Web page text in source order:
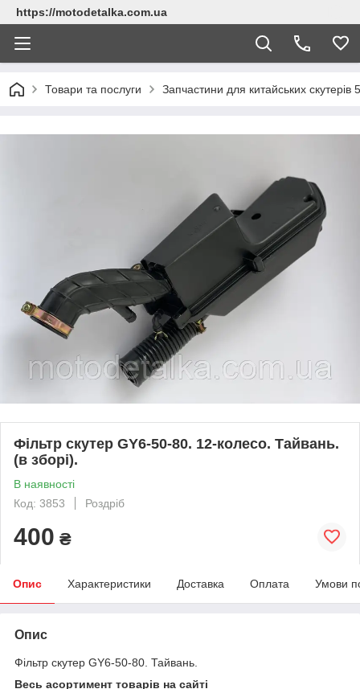
https://motodetalka.com.ua
Товари та послуги Запчастини для китайських
Фільтр скутер GY6-50-80. 12-колесо. Тайвань.
(в зборі).
В наявності
Код: 3853
Роздріб
400 ₴
Опис Характеристики Доставка Оплата Умови
Опис
Фільтр скутер GY6-50-80. Тайвань.
Весь асортимент товарів на сайті